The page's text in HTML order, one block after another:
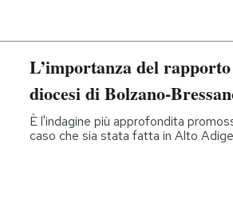
L’importanza del
diocesi di Bolzano-
È l'indagine più approfondita
caso che sia stata fatta in Alto Adige